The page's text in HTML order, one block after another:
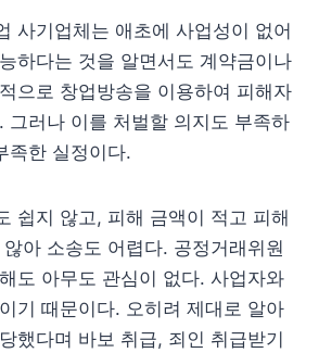
사기업체는 애초에 사업성이 없어
하다는 것을 알면서도 계약금이나
으로 창업방송을 이용하여 피해자
그러나 이를 처벌할 의지도 부족하
족한 실정이다.
쉽지 않고, 피해 금액이 적고 피해
아 소송도 어렵다. 공정거래위원
도 아무도 관심이 없다. 사업자와
기 때문이다. 오히려 제대로 알아
했다며 바보 취급, 죄인 취급받기